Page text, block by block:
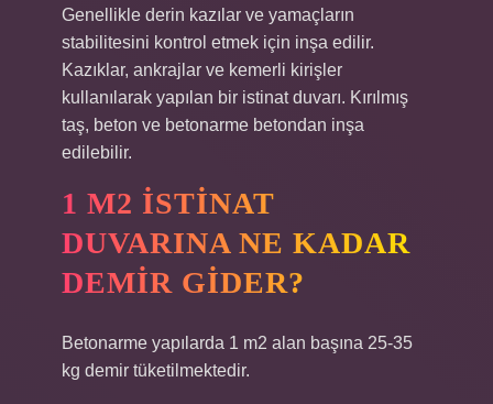
Genellikle derin kazılar ve yamaçların
stabilitesini kontrol etmek için inşa edilir.
Kazıklar, ankrajlar ve kemerli kirişler
kullanılarak yapılan bir istinat duvarı. Kırılmış
taş, beton ve betonarme betondan inşa
edilebilir.
1 M2 ISTINAT
DUVARINA NE KADAR
DEMIR GIDER?
Betonarme yapılarda 1 m2 alan başına 25-35
kg demir tüketilmektedir.